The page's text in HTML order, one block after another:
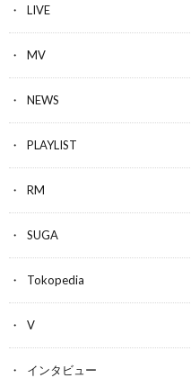
LIVE
MV
NEWS
PLAYLIST
RM
SUGA
Tokopedia
V
インタビュー